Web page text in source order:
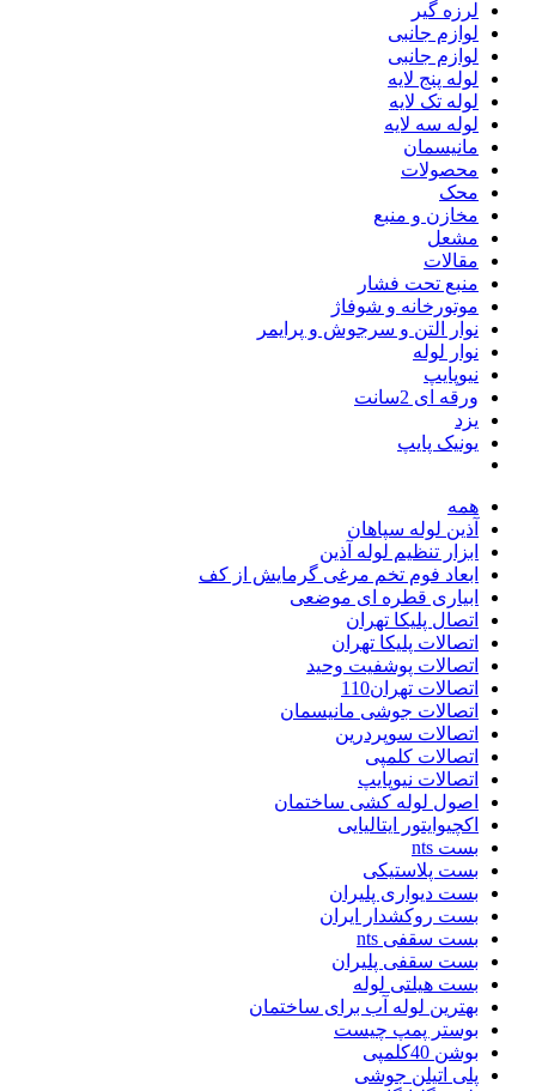
لرزه گیر
لوازم جانبی
لوازم جانبی
لوله پنج لایه
لوله تک لایه
لوله سه لایه
مانیسمان
محصولات
محک
مخازن و منبع
مشعل
مقالات
منبع تحت فشار
موتورخانه و شوفاژ
نوار التن و سرجوش و پرایمر
نوار لوله
نیوپایپ
ورقه ای 2سانت
یزد
یونیک پایپ
همه
آذین لوله سپاهان
ابزار تنظیم لوله آذین
ابعاد فوم تخم مرغی گرمایش از کف
ابیاری قطره ای موضعی
اتصال پلیکا تهران
اتصالات پلیکا تهران
اتصالات پوشفیت وحید
اتصالات تهران110
اتصالات جوشی مانیسمان
اتصالات سوپردرین
اتصالات کلمپی
اتصالات نیوپایپ
اصول لوله کشی ساختمان
اکچیوایتور ایتالیایی
بست nts
بست پلاستیکی
بست دیواری پلیران
بست روکشدار ایران
بست سقفی nts
بست سقفی پلیران
بست هیلتی لوله
بهترین لوله آب برای ساختمان
بوستر پمپ چیست
بوشن 40کلمپی
پلی اتیلن جوشی